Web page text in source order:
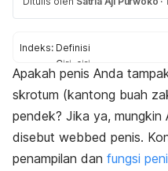
Indeks: Definisi
Ciri-ciri
Penyebab
Pengobatan
Apakah penis Anda
skrotum (kantong buah
pendek? Jika ya, mungkin
disebut webbed penis.
penampilan dan fungsi